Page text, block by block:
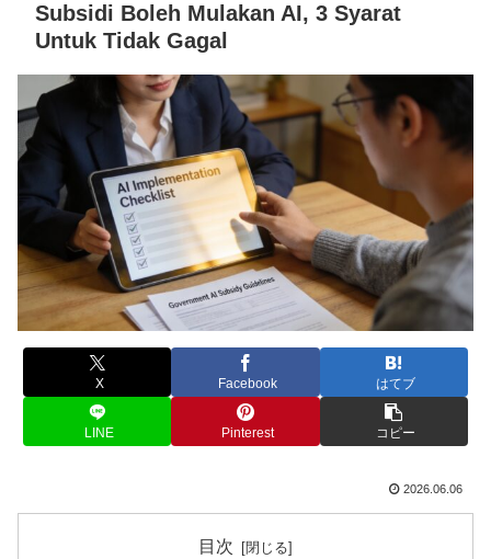
Subsidi Boleh Mulakan AI, 3 Syarat
Untuk Tidak Gagal
X Facebook はてブ
LINE Pinterest コピー
2026.06.06
目次